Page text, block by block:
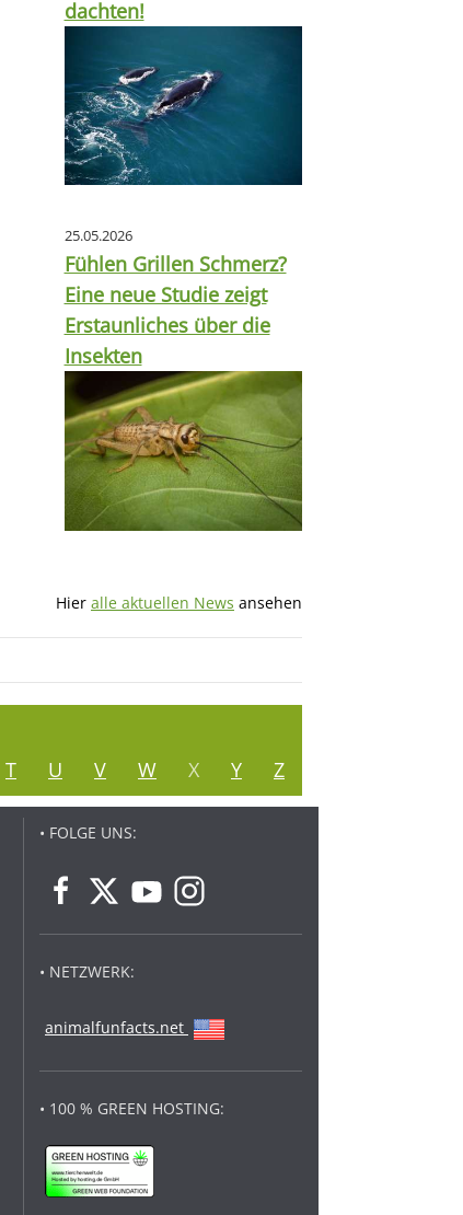
dachten!
25.05.2026
Fühlen Grillen Schmerz?
Eine neue Studie zeigt
Erstaunliches über die
Insekten
Hier alle aktuellen News ansehen
T U V W X Y Z
• FOLGE UNS:
• NETZWERK:
animalfunfacts.net
• 100 % GREEN HOSTING: